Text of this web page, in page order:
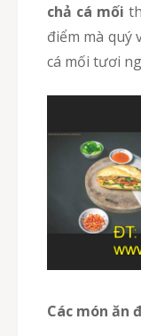
chả cá mối
điểm mà quý
cá mối tươi
Các món